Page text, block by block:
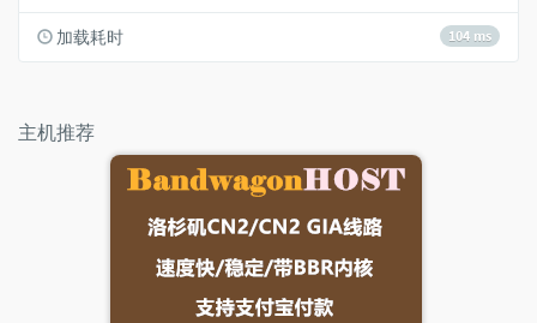
104 ms
加载耗时
主机推荐